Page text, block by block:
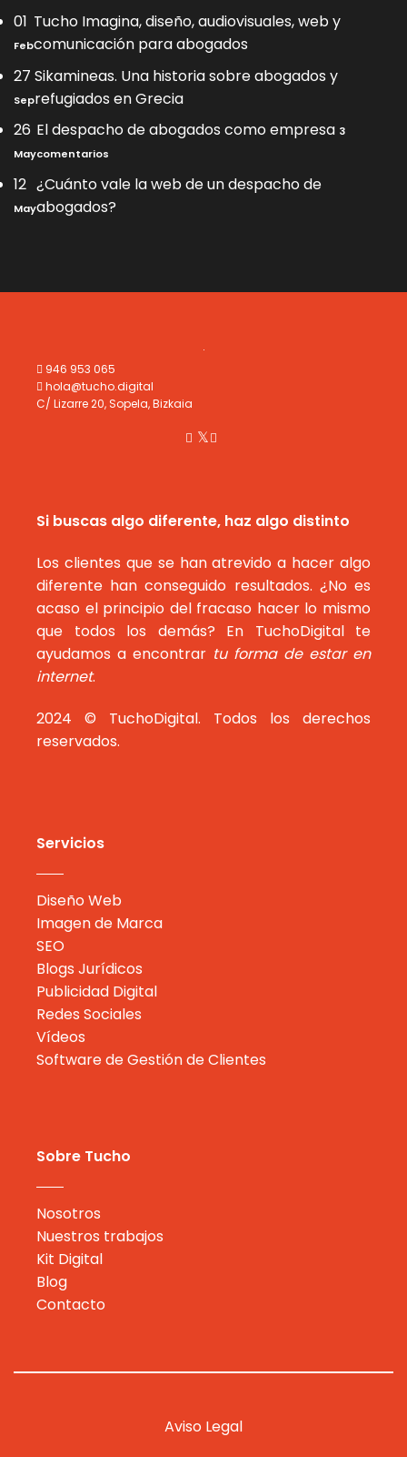
01
Feb
Tucho Imagina, diseño, audiovisuales, web y
comunicación para abogados
comentarios
en
diseño,
comunicación
27
Sep
Sikamineas. Una historia sobre abogados y
refugiados en GreciaNo
comentarios
en
historia
26
May
El despacho de abogados como empresa 3
comentarios
despacho
de
abogados
12
May
¿Cuánto vale la web de un despacho de
abogados?
la
abogados?
946 953 065
hola@tucho.digital
C/ Lizarre 20, Sopela, Bizkaia
Si buscas algo diferente, haz algo distinto
Los clientes que se han atrevido a hacer algo
diferente han conseguido resultados. ¿No es
acaso el principio del fracaso hacer lo mismo
que todos los demás? En TuchoDigital te
ayudamos a encontrar tu forma de estar en
internet.
2024 © TuchoDigital. Todos los derechos
reservados.
Servicios
Diseño Web
Imagen de Marca
SEO
Blogs Jurídicos
Publicidad Digital
Redes Sociales
Vídeos
Software de Gestión de Clientes
Sobre Tucho
Nosotros
Nuestros trabajos
Kit Digital
Blog
Contacto
Aviso Legal